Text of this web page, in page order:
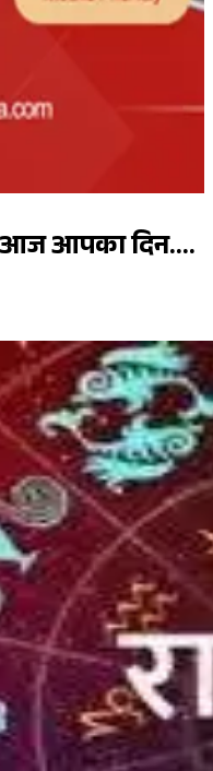
आज आपका दिन....